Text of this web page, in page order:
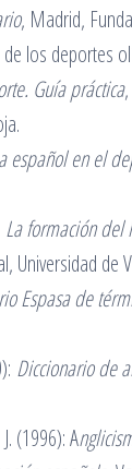
, Madrid,
los deportes
Guía práctica,
español en el
La formación del
Universidad de
Espasa de
Diccionario de
(1996): A